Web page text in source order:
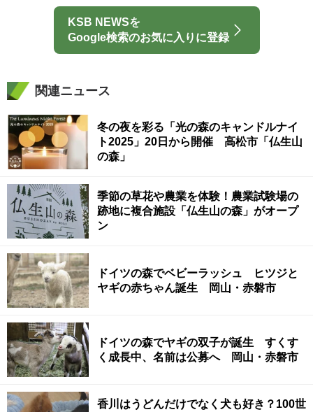
KSB NEWSを
Google検索のお気に入りに登録
関連ニュース
冬の夜を彩る「光の森のキャンドルナイ
ト2025」20日から開催 高松市「仏生山
の森」
季節の草花や農業を体験！農業試験場の
跡地に複合施設「仏生山の森」がオープ
ン
ドイツの森でベビーラッシュ ヒツジと
ヤギの赤ちゃん誕生 岡山・赤磐市
ドイツの森でヤギの双子が誕生 すくす
く成長中、名前は公募へ 岡山・赤磐市
香川はうどんだけでなく犬も好き？100世